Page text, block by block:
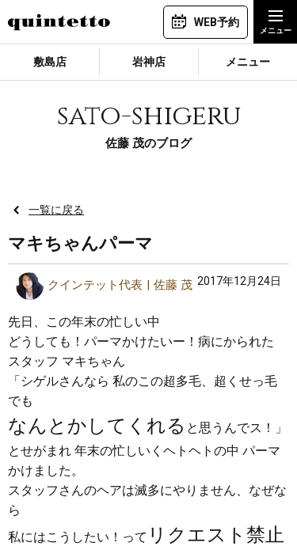
WEB予約
敷島店 岩神店 メニュー
sato-shigeru
佐藤 茂のブログ
一覧に戻る
マキちゃんパーマ
クインテット代表 佐藤 茂 2017年12月24日
先日、この年末の忙しい中
どうしても！パーマかけたいー！病にかられた
スタッフ マキちゃん
「シゲルさんなら 私のこの超多毛、超くせっ毛
でも
なんとかしてくれる と思うんでス！」
とせがまれ 年末の忙しいくヘトヘトの中 パーマ
かけました。
スタッフさんのヘアは滅多にやりません、なぜな
ら
私にはこうしたい！って リクエスト禁止